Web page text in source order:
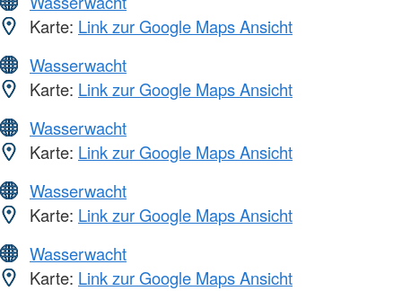
Karte: Link zur Google Maps Ansicht
Wasserwacht
Karte: Link zur Google Maps Ansicht
Wasserwacht
Karte: Link zur Google Maps Ansicht
Wasserwacht
Karte: Link zur Google Maps Ansicht
Wasserwacht
Karte: Link zur Google Maps Ansicht